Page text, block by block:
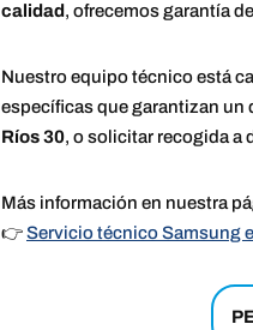
calidad, ofrecemos garantía de
Nuestro equipo técnico está
específicas que garantizan un
Ríos 30, o solicitar recogida a
Más información en nuestra
👉Servicio técnico Samsung